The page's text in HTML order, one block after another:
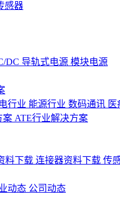
感器
DC 导轨式电源 模块电源
行业 能源行业 数码通讯 医
案 ATE行业解决方案
料下载 连接器资料下载 传
动态 公司动态